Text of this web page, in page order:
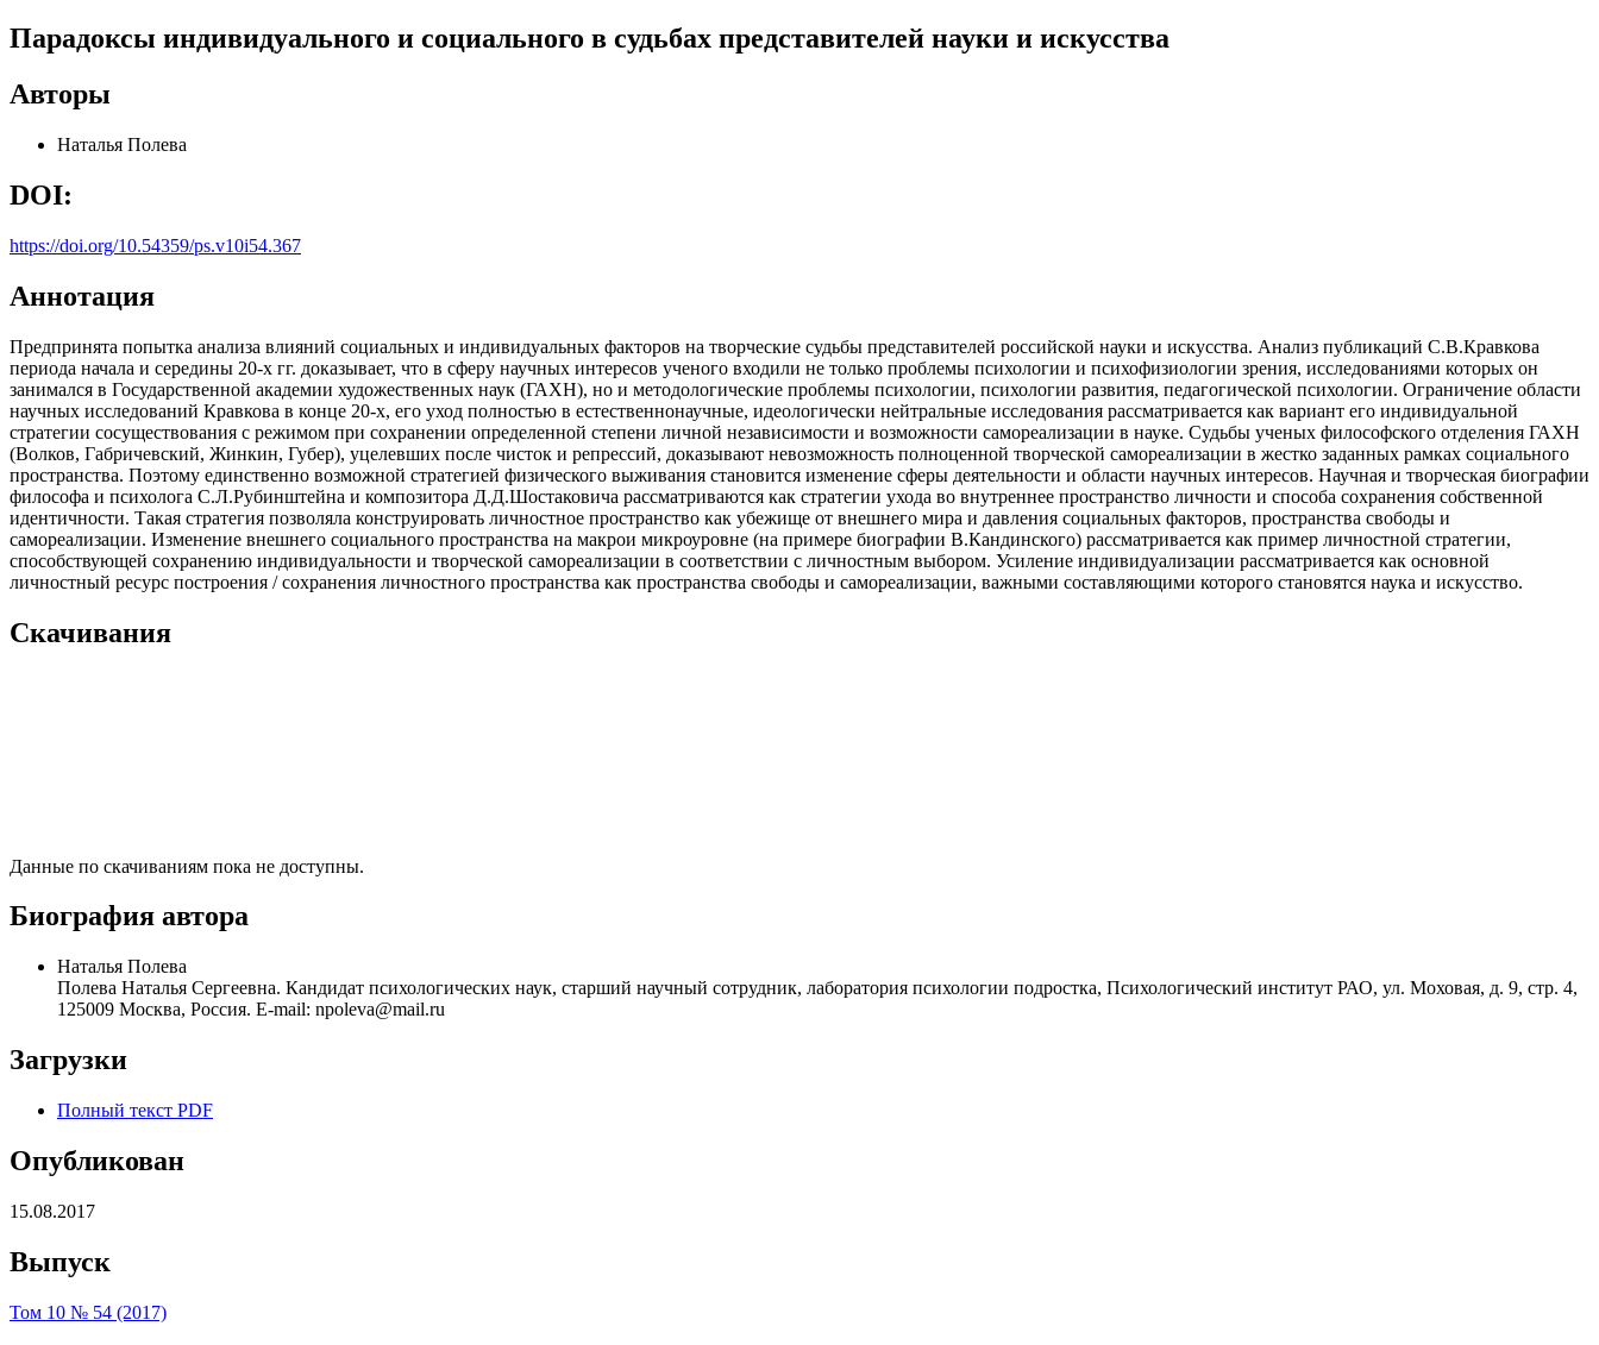
Парадоксы индивидуального и социального в судьбах представителей науки и искусства
Авторы
Наталья Полева
DOI:
https://doi.org/10.54359/ps.v10i54.367
Аннотация
Предпринята попытка анализа влияний социальных и индивидуальных факторов на творческие судьбы представителей российской науки и искусства. Анализ публикаций С.В.Кравкова
периода начала и середины 20-х гг. доказывает, что в сферу научных интересов ученого входили не только проблемы психологии и психофизиологии зрения, исследованиями которых он
занимался в Государственной академии художественных наук (ГАХН), но и методологические проблемы психологии, психологии развития, педагогической психологии. Ограничение области
научных исследований Кравкова в конце 20-х, его уход полностью в естественнонаучные, идеологически нейтральные исследования рассматривается как вариант его индивидуальной
стратегии сосуществования с режимом при сохранении определенной степени личной независимости и возможности самореализации в науке. Судьбы ученых философского отделения ГАХН
(Волков, Габричевский, Жинкин, Губер), уцелевших после чисток и репрессий, доказывают невозможность полноценной творческой самореализации в жестко заданных рамках социального
пространства. Поэтому единственно возможной стратегией физического выживания становится изменение сферы деятельности и области научных интересов. Научная и творческая биографии
философа и психолога С.Л.Рубинштейна и композитора Д.Д.Шостаковича рассматриваются как стратегии ухода во внутреннее пространство личности и способа сохранения собственной
идентичности. Такая стратегия позволяла конструировать личностное пространство как убежище от внешнего мира и давления социальных факторов, пространства свободы и
самореализации. Изменение внешнего социального пространства на макрои микроуровне (на примере биографии В.Кандинского) рассматривается как пример личностной стратегии,
способствующей сохранению индивидуальности и творческой самореализации в соответствии с личностным выбором. Усиление индивидуализации рассматривается как основной
личностный ресурс построения / сохранения личностного пространства как пространства свободы и самореализации, важными составляющими которого становятся наука и искусство.
Скачивания
Данные по скачиваниям пока не доступны.
Биография автора
Наталья Полева
Полева Наталья Сергеевна. Кандидат психологических наук, старший научный сотрудник, лаборатория психологии подростка, Психологический институт РАО, ул. Моховая, д. 9, стр. 4,
125009 Москва, Россия. E-mail: npoleva@mail.ru
Загрузки
Полный текст PDF
Опубликован
15.08.2017
Выпуск
Том 10 № 54 (2017)